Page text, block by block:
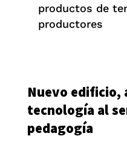
productos de
productores
Nuevo
tecnología al
pedagogía